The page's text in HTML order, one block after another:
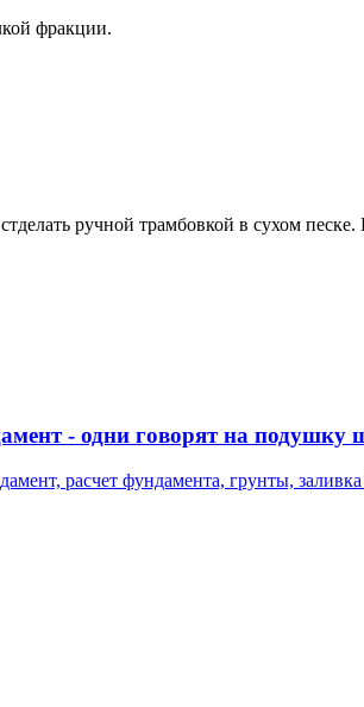
фракции.
ручной трамбовкой в сухом песке.
- одни говорят на подушку
расчет фундамента, грунты,